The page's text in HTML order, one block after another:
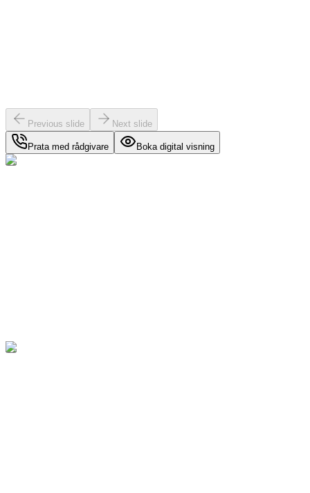
Previous slide Next slide
Prata med rådgivare Boka digital visning